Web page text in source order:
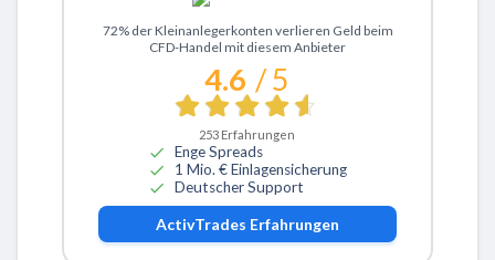
Zu ActivTrades
72% der Kleinanlegerkonten verlieren Geld beim
CFD-Handel mit diesem Anbieter
4.6 / 5
253 Erfahrungen
Enge Spreads
1 Mio. € Einlagensicherung
Deutscher Support
ActivTrades Erfahrungen